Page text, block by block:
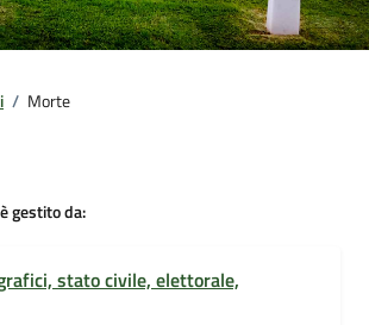
/ Morte
gestito da:
stato civile, elettorale,